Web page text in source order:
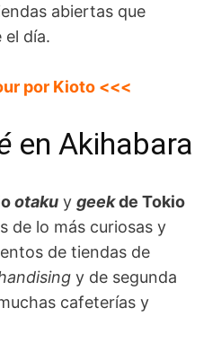
abiertas que
día.
por Kioto <<<
en Akihabara
otaku y geekde Tokio
de lo más curiosas y
de tiendas de
y de segunda
cafeterías y